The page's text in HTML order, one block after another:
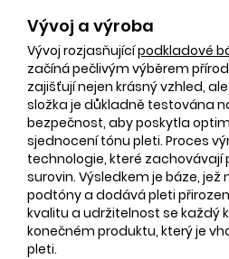
Vývoj a výroba
Vývoj rozjasňujícípodkladové
začíná pečlivým výběrem
zajišťují nejen krásný vzhled,
složka je důkladně testována
bezpečnost, aby poskytla
sjednocení tónu pleti. Proces
technologie, které zachovávají
surovin. Výsledkem je báze,
podtóny a dodává pleti
kvalitu a udržitelnost se každý
konečném produktu, který je
pleti.